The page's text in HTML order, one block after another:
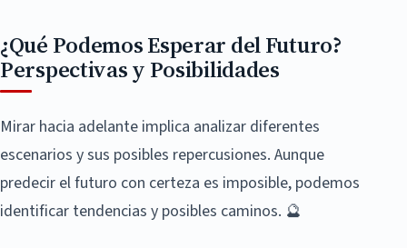
¿Qué Podemos Esperar del Futuro?
Perspectivas y Posibilidades
Mirar hacia adelante implica analizar diferentes
escenarios y sus posibles repercusiones. Aunque
predecir el futuro con certeza es imposible, podemos
identificar tendencias y posibles caminos. 🔮